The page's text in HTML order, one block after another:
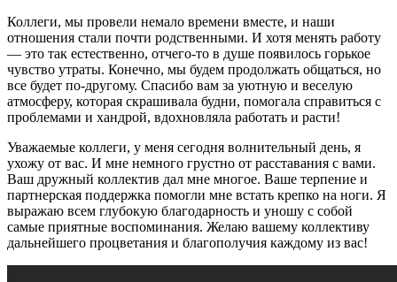
Коллеги, мы провели немало времени вместе, и наши
отношения стали почти родственными. И хотя менять работу
— это так естественно, отчего-то в душе появилось горькое
чувство утраты. Конечно, мы будем продолжать общаться, но
все будет по-другому. Спасибо вам за уютную и веселую
атмосферу, которая скрашивала будни, помогала справиться с
проблемами и хандрой, вдохновляла работать и расти!
Уважаемые коллеги, у меня сегодня волнительный день, я
ухожу от вас. И мне немного грустно от расставания с вами.
Ваш дружный коллектив дал мне многое. Ваше терпение и
партнерская поддержка помогли мне встать крепко на ноги. Я
выражаю всем глубокую благодарность и уношу с собой
самые приятные воспоминания. Желаю вашему коллективу
дальнейшего процветания и благополучия каждому из вас!